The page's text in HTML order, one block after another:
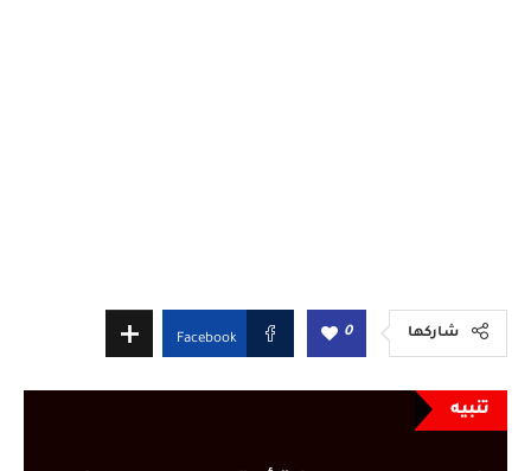
شاركها 0
Facebook
تنبيه